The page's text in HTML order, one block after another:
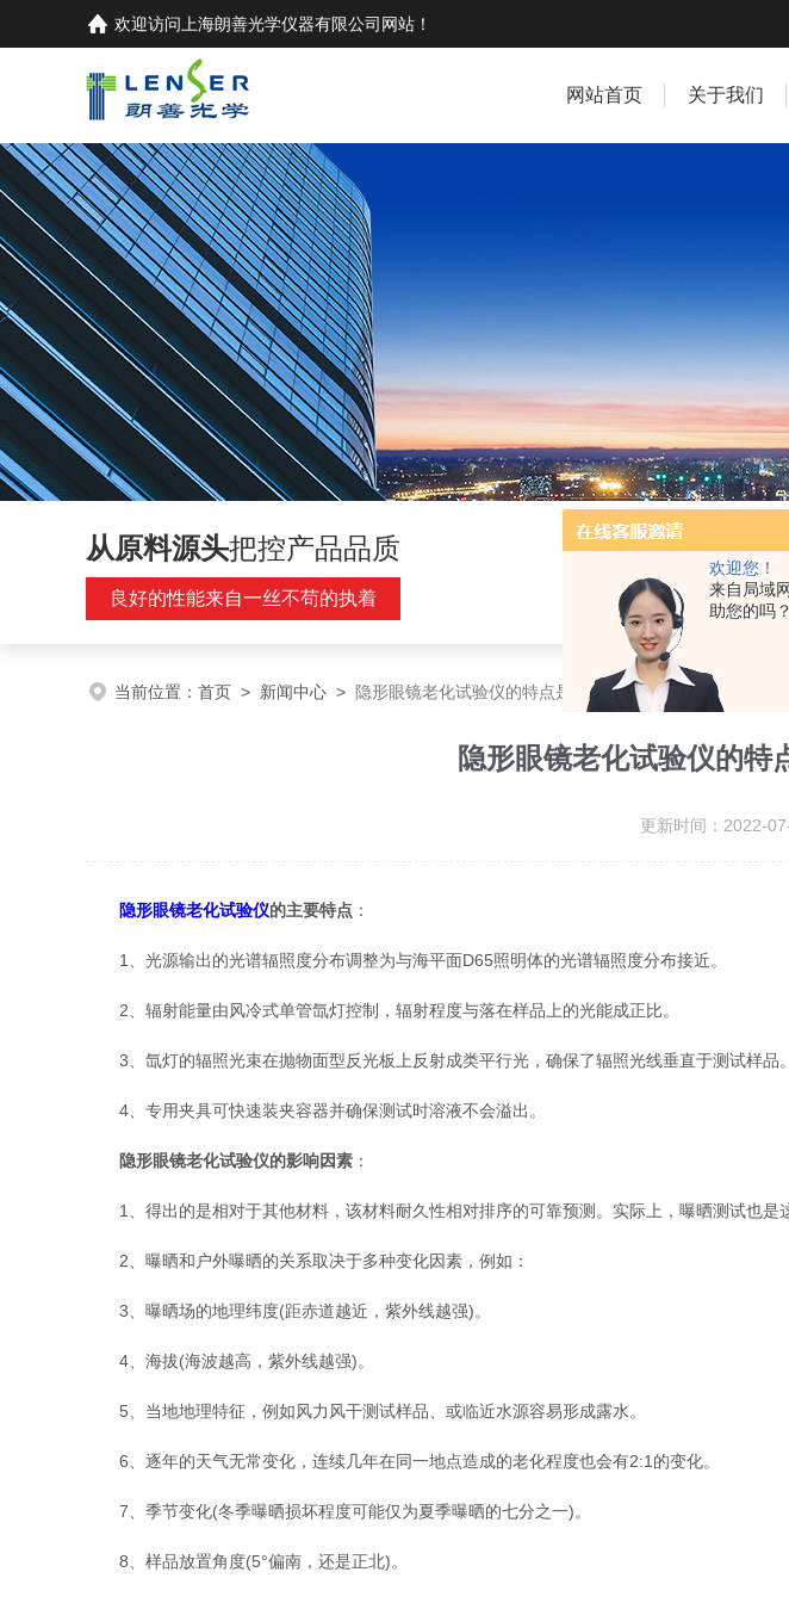
欢迎您！
来自局域
助您的吗？
欢迎访问 上海朗善光学仪器有限公司 网站！
网站首页 关于我们
从原料源头把控产品品质
良好的性能来自一丝不苟的执着 热门关键词：隐形眼镜
当前位置： 首页 > 新闻中心 > 隐形眼镜老化试验仪的特点是什么？有哪些影响因素？
隐形眼镜老化试验仪的特
更新时间：2022-
隐形眼镜老化试验仪的主要特点 ：
1、光源输出的光谱辐照度分布调整为与海平面D65照明体的光谱辐照度分布接近。
2、辐射能量由风冷式单管氙灯控制，辐射程度与落在样品上的光能成正比。
3、氙灯的辐照光束在抛物面型反光板上反射成类平行光，确保了辐照光线垂直于测试样品。
4、专用夹具可快速装夹容器并确保测试时溶液不会溢出。
隐形眼镜老化试验仪的影响因素 ：
1、得出的是相对于其他材料，该材料耐久性相对排序的可靠预测。实际上，曝晒测试也是
2、曝晒和户外曝晒的关系取决于多种变化因素，例如：
3、曝晒场的地理纬度(距赤道越近，紫外线越强)。
4、海拔(海波越高，紫外线越强)。
5、当地地理特征，例如风力风干测试样品、或临近水源容易形成露水。
6、逐年的天气无常变化，连续几年在同一地点造成的老化程度也会有2:1的变化。
7、季节变化(冬季曝晒损坏程度可能仅为夏季曝晒的七分之一)。
8、样品放置角度(5°偏南，还是正北)。